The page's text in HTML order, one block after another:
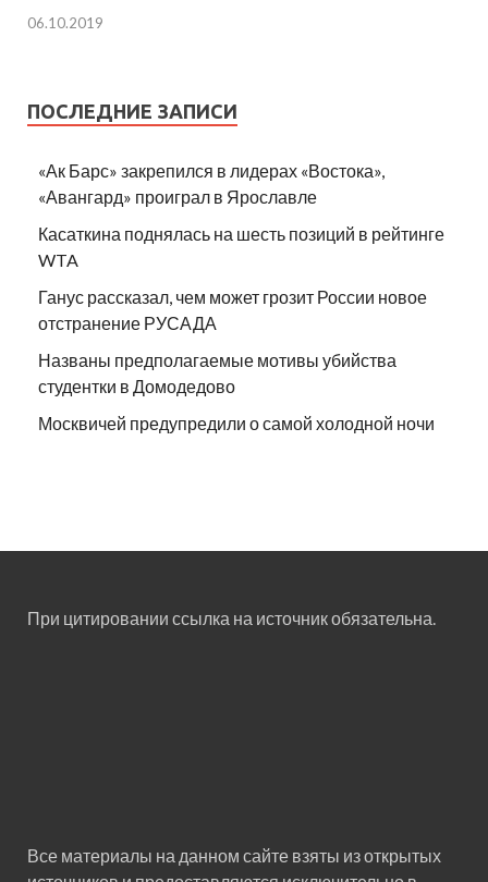
06.10.2019
ПОСЛЕДНИЕ ЗАПИСИ
«Ак Барс» закрепился в лидерах «Востока»,
«Авангард» проиграл в Ярославле
Касаткина поднялась на шесть позиций в рейтинге
WTA
Ганус рассказал, чем может грозит России новое
отстранение РУСАДА
Названы предполагаемые мотивы убийства
студентки в Домодедово
Москвичей предупредили о самой холодной ночи
При цитировании ссылка на источник обязательна.
Все материалы на данном сайте взяты из открытых